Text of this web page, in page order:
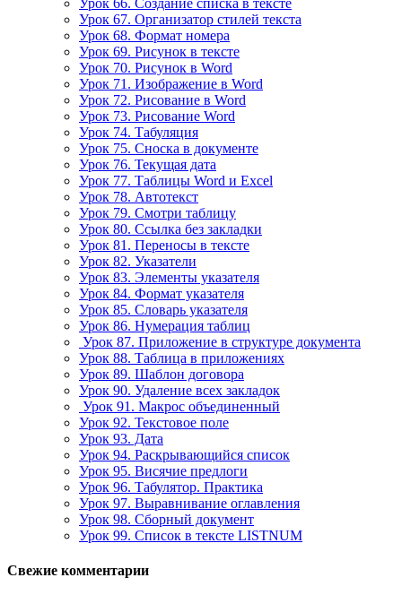
Урок 66. Создание списка в тексте
Урок 67. Организатор стилей текста
Урок 68. Формат номера
Урок 69. Рисунок в тексте
Урок 70. Рисунок в Word
Урок 71. Изображение в Word
Урок 72. Рисование в Word
Урок 73. Рисование Word
Урок 74. Табуляция
Урок 75. Сноска в документе
Урок 76. Текущая дата
Урок 77. Таблицы Word и Excel
Урок 78. Автотекст
Урок 79. Смотри таблицу
Урок 80. Ссылка без закладки
Урок 81. Переносы в тексте
Урок 82. Указатели
Урок 83. Элементы указателя
Урок 84. Формат указателя
Урок 85. Словарь указателя
Урок 86. Нумерация таблиц
Урок 87. Приложение в структуре документа
Урок 88. Таблица в приложениях
Урок 89. Шаблон договора
Урок 90. Удаление всех закладок
Урок 91. Макрос объединенный
Урок 92. Текстовое поле
Урок 93. Дата
Урок 94. Раскрывающийся список
Урок 95. Висячие предлоги
Урок 96. Табулятор. Практика
Урок 97. Выравнивание оглавления
Урок 98. Сборный документ
Урок 99. Список в тексте LISTNUM
Свежие комментарии